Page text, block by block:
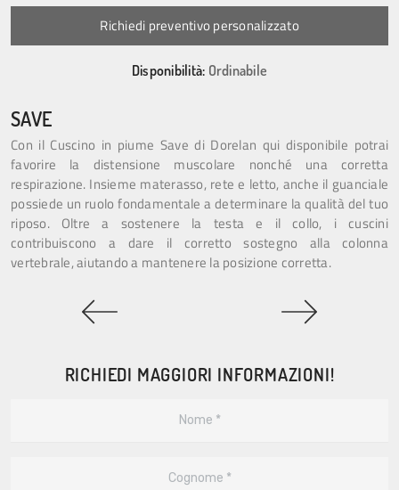
Richiedi preventivo personalizzato
Disponibilità: Ordinabile
SAVE
Con il Cuscino in piume Save di Dorelan qui disponibile potrai
favorire la distensione muscolare nonché una corretta
respirazione. Insieme materasso, rete e letto, anche il guanciale
possiede un ruolo fondamentale a determinare la qualità del tuo
riposo. Oltre a sostenere la testa e il collo, i cuscini
contribuiscono a dare il corretto sostegno alla colonna
vertebrale, aiutando a mantenere la posizione corretta.
RICHIEDI MAGGIORI INFORMAZIONI!